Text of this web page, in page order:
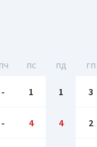
пч пс пд гп
- 1 1 3
- 4 4 2